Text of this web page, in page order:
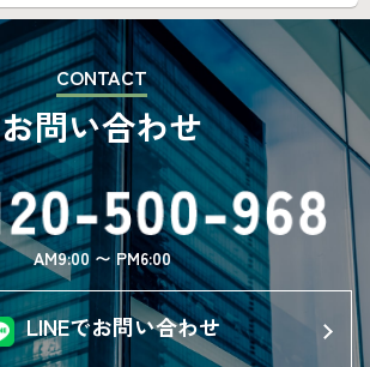
CONTACT
お問い合わせ
AM9:00 〜 PM6:00
LINEでお問い合わせ